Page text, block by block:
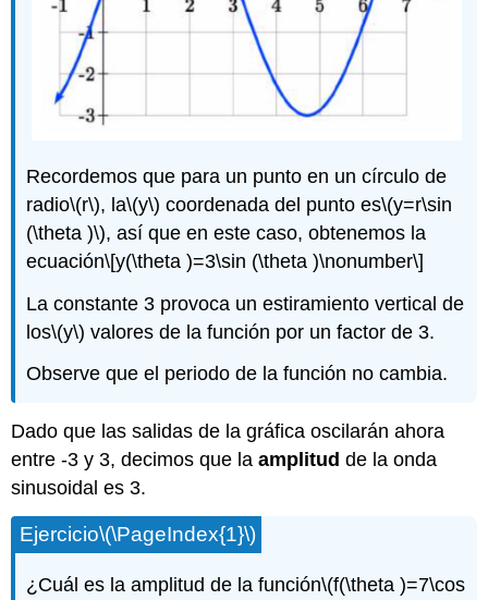
Recordemos que para un punto en un círculo de
radio\(r\), la\(y\) coordenada del punto es\(y=r\sin
(\theta )\), así que en este caso, obtenemos la
ecuación\[y(\theta )=3\sin (\theta )\nonumber\]
La constante 3 provoca un estiramiento vertical de
los\(y\) valores de la función por un factor de 3.
Observe que el periodo de la función no cambia.
Dado que las salidas de la gráfica oscilarán ahora
entre -3 y 3, decimos que laamplitud de la onda
sinusoidal es 3.
Ejercicio\(\PageIndex{1}\)
¿Cuál es la amplitud de la función\(f(\theta )=7\cos